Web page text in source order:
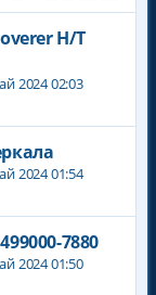
H/T
2024 02:03
2024 01:54
7880
2024 01:50